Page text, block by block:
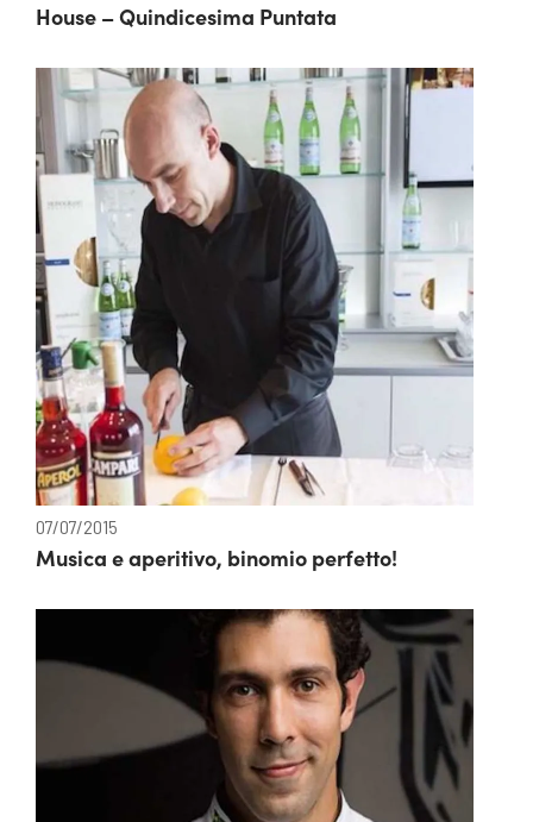
House – Quindicesima Puntata
07/07/2015
Musica e aperitivo, binomio perfetto!